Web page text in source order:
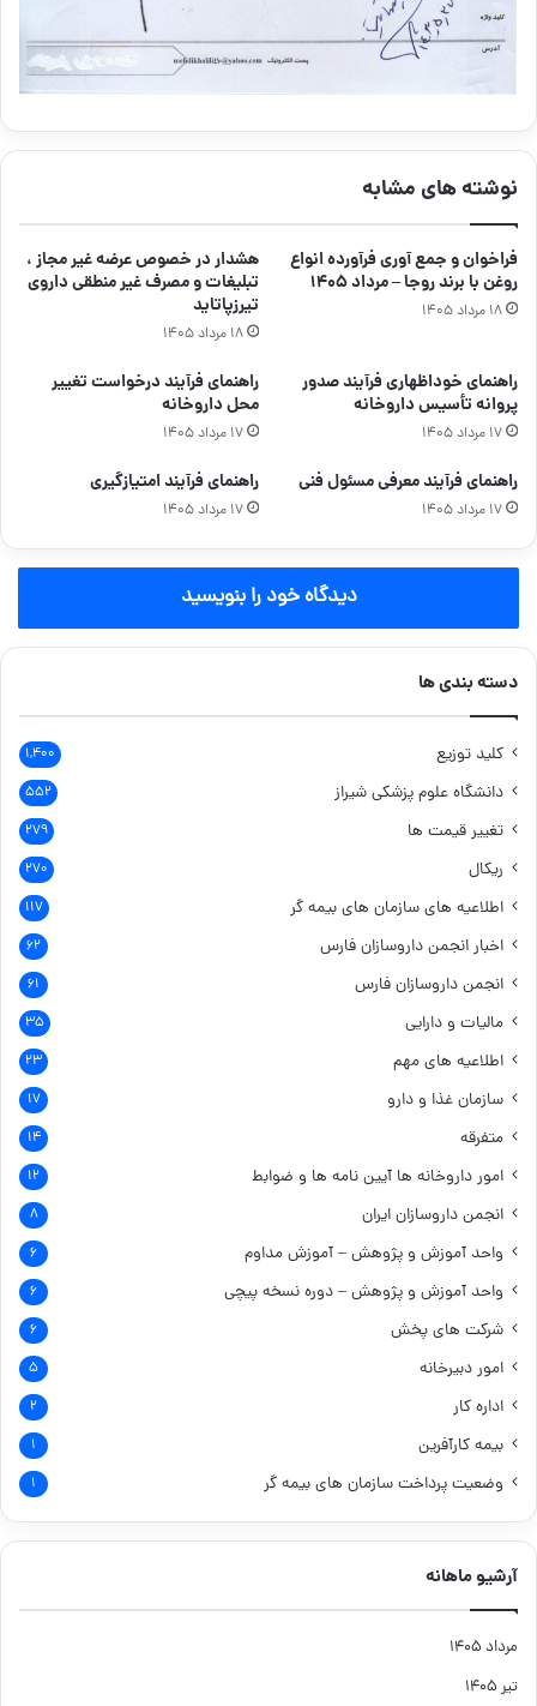
نوشته های مشابه
فراخوان و جمع آوری فرآورده انواع
روغن با برند روجا – مرداد ۱۴۰۵
۱۸ مرداد ۱۴۰۵
هشدار در خصوص عرضه غیر مجاز ،
تبلیغات و مصرف غیر منطقی داروی
تیرزپاتاید
۱۸ مرداد ۱۴۰۵
راهنمای خوداظهاری فرآیند صدور
پروانه تأسیس داروخانه
۱۷ مرداد ۱۴۰۵
راهنمای فرآیند درخواست تغییر
محل داروخانه
۱۷ مرداد ۱۴۰۵
راهنمای فرآیند معرفی مسئول فنی
۱۷ مرداد ۱۴۰۵
راهنمای فرآیند امتیازگیری
۱۷ مرداد ۱۴۰۵
دیدگاه خود را بنویسید
دسته بندی ها
کلید توزیع ۱,۴۰۰
دانشگاه علوم پزشکی شیراز ۵۵۲
تغییر قیمت ها ۲۷۹
ریکال ۲۷۰
اطلاعیه های سازمان های بیمه گر ۱۱۷
اخبار انجمن داروسازان فارس ۶۲
انجمن داروسازان فارس ۶۱
مالیات و دارایی ۳۵
اطلاعیه های مهم ۲۳
سازمان غذا و دارو ۱۷
متفرقه ۱۴
امور داروخانه ها آیین نامه ها و ضوابط ۱۲
انجمن داروسازان ایران ۸
واحد آموزش و پژوهش – آموزش مداوم ۶
واحد آموزش و پژوهش – دوره نسخه پیچی ۶
شرکت های پخش ۶
امور دبیرخانه ۵
اداره کار ۲
بیمه کارآفرین ۱
وضعیت پرداخت سازمان های بیمه گر ۱
آرشیو ماهانه
مرداد ۱۴۰۵
تیر ۱۴۰۵